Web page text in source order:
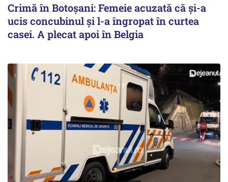
Crimă în Botoșani: Femeie acuzată că și-a
ucis concubinul și l-a îngropat în curtea
casei. A plecat apoi în Belgia